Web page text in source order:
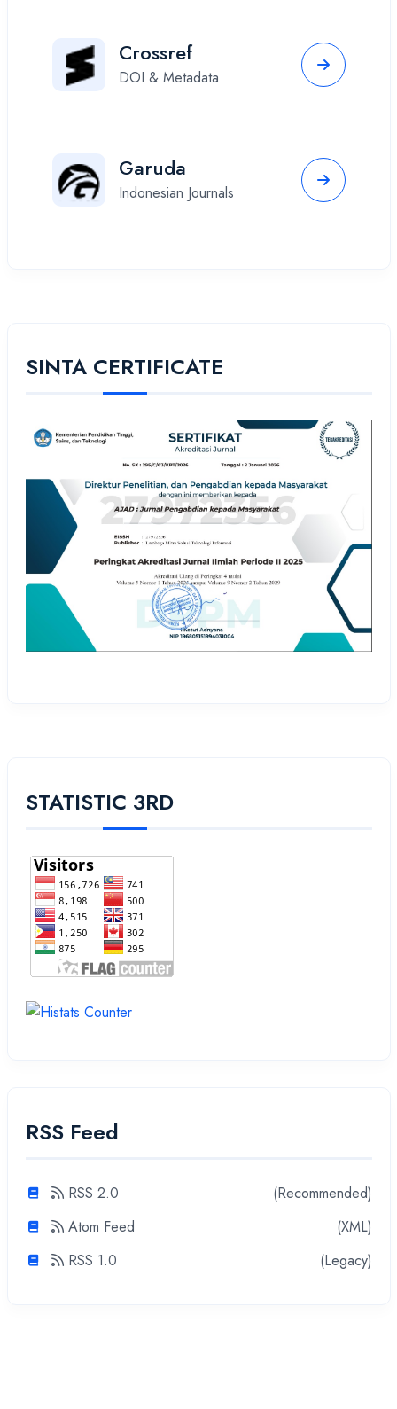
Crossref
DOI & Metadata
Garuda
Indonesian Journals
SINTA CERTIFICATE
STATISTIC 3RD
RSS Feed
RSS 2.0
(Recommended)
Atom Feed
(XML)
RSS 1.0
(Legacy)